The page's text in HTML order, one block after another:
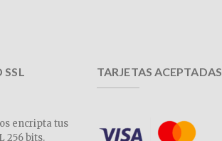
encripta tus
256 bits.
TARJETAS ACEPTADAS